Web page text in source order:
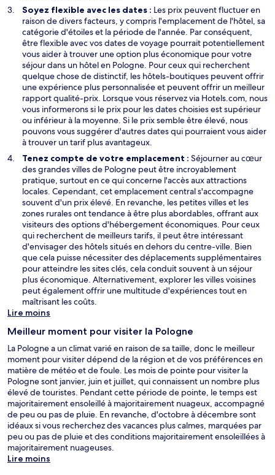
d
a
n
s
u
n
e
n
o
u
v
e
l
e
f
e
n
ê
t
r
e
Soyez flexible avec les dates : Les prix peuvent fluctuer en
raison de divers facteurs, y compris l'emplacement de l'hôtel, sa
catégorie d'étoiles et la période de l'année. Par conséquent,
être flexible avec vos dates de voyage pourrait potentiellement
vous aider à trouver une option plus économique pour votre
séjour dans un hôtel en Pologne. Pour ceux qui recherchent
quelque chose de distinctif, les hôtels-boutiques peuvent offrir
une expérience plus personnalisée et peuvent offrir un meilleur
rapport qualité-prix. Lorsque vous réservez via Hotels.com, nous
vous informerons si le prix pour les dates choisies est supérieur
ou inférieur à la moyenne. Si le prix semble être élevé, nous
pouvons vous suggérer d'autres dates qui pourraient vous aider
à trouver un tarif plus avantageux.
Tenez compte de votre emplacement : Séjourner au cœur
des grandes villes de Pologne peut être incroyablement
pratique, surtout en ce qui concerne l'accès aux attractions
locales. Cependant, cet emplacement central s'accompagne
souvent d'un prix élevé. En revanche, les petites villes et les
zones rurales ont tendance à être plus abordables, offrant aux
visiteurs des options d'hébergement économiques. Pour ceux
qui recherchent de meilleurs tarifs, il peut être intéressant
d'envisager des hôtels situés en dehors du centre-ville. Bien
que cela puisse nécessiter des déplacements supplémentaires
pour atteindre les sites clés, cela conduit souvent à un séjour
plus économique. Alternativement, explorer les villes voisines
peut également offrir une multitude d'expériences tout en
maîtrisant les coûts.
Lire moins
Meilleur moment pour visiter la Pologne
La Pologne a un climat varié en raison de sa taille, donc le meilleur
moment pour visiter dépend de la région et de vos préférences en
matière de météo et de foule. Les mois de pointe pour visiter la
Pologne sont janvier, juin et juillet, qui connaissent un nombre plus
élevé de touristes. Pendant cette période de pointe, le temps est
majoritairement ensoleillé à majoritairement nuageux, accompagné
de peu ou pas de pluie. En revanche, d'octobre à décembre sont
idéaux si vous recherchez des vacances plus calmes, marquées par
peu ou pas de pluie et des conditions majoritairement ensoleillées à
majoritairement nuageuses.
Lire moins